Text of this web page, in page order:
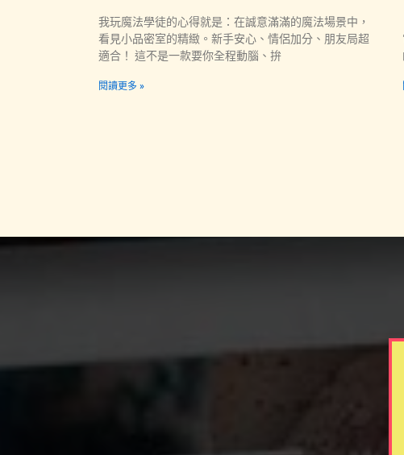
我玩魔法學徒的心得就是：在誠意滿滿的魔法場景中，
看見小品密室的精緻。新手安心、情侶加分、朋友局超
適合！ 這不是一款要你全程動腦、拚
閱讀更多 »